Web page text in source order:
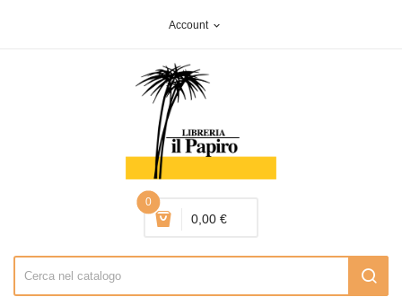
Account expand_more
0
0,00 €